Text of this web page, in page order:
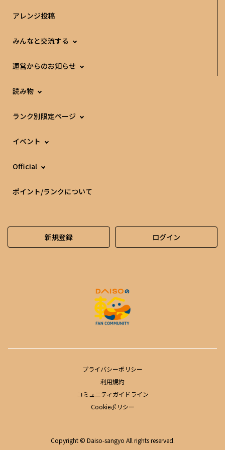
アレンジ投稿
みんなと交流する
運営からのお知らせ
読み物
ランク別限定ページ
イベント
Official
ポイント/ランクについて
新規登録 ログイン
プライバシーポリシー
利用規約
コミュニティガイドライン
Cookieポリシー
Copyright © Daiso-sangyo All rights reserved.